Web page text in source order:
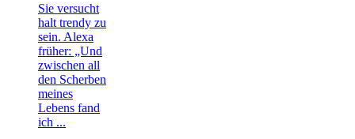
Sie versucht
halt trendy zu
sein. Alexa
früher: „Und
zwischen all
den Scherben
meines
Lebens fand
ich ...